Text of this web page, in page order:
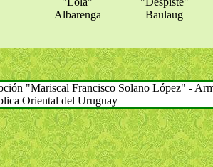
Albarenga
Baulaug
"Mariscal Francisco Solano López" -
Oriental del Uruguay